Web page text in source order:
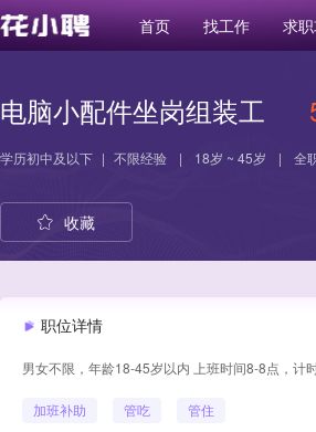
首页 找工作 求
电脑小配件坐岗组装工
学历初中及以下 | 不限经验 | 18岁 ~ 45岁 | 全
收藏
职位详情
男女不限，年龄18-45岁以内 上班时间8-8点，计
加班补助 管吃 管住